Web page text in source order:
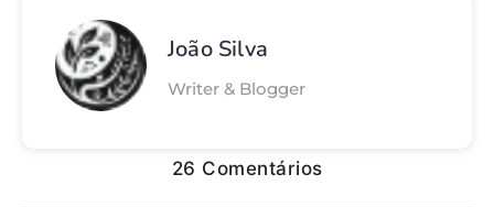
João Silva
Writer & Blogger
26 Comentários